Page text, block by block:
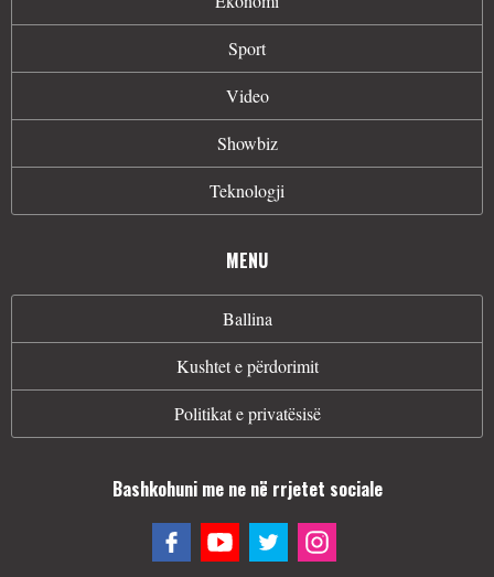
Sport
Video
Showbiz
Teknologji
MENU
Ballina
Kushtet e përdorimit
Politikat e privatësisë
Bashkohuni me ne në rrjetet sociale